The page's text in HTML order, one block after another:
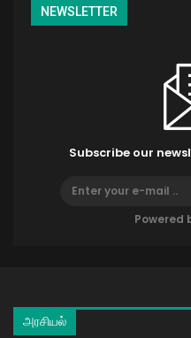
NEWSLETTER
Subscribe our
Powered
அரசியல்